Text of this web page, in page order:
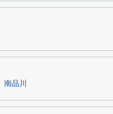
南品川